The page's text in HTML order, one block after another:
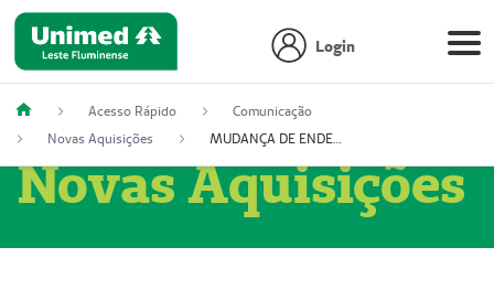
Login
Acesso Rápido
Comunicação
Novas Aquisições
MUDANÇA DE ENDEREÇO - DIAGITAB SERVIÇOS MÉDICOS LTDA (54003267-5)
Novas Aquisições